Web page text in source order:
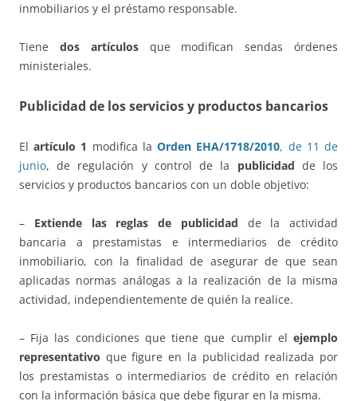
inmobiliarios y el préstamo responsable.
Tiene dos artículosque modifican sendas órdenes
ministeriales.
Publicidad de los servicios y productos bancarios
Elartículo 1 modifica laOrden EHA/1718/2010, de 11 de
junio, de regulación y control de la publicidad de los
servicios y productos bancarios con un doble objetivo:
– Extiende las reglas de publicidad de la actividad
bancaria a prestamistas e intermediarios de crédito
inmobiliario, con la finalidad de asegurar de que sean
aplicadas normas análogas a la realización de la misma
actividad, independientemente de quién la realice.
– Fija las condiciones que tiene que cumplir el ejemplo
representativo que figure en la publicidad realizada por
los prestamistas o intermediarios de crédito en relación
con la información básica que debe figurar en la misma.